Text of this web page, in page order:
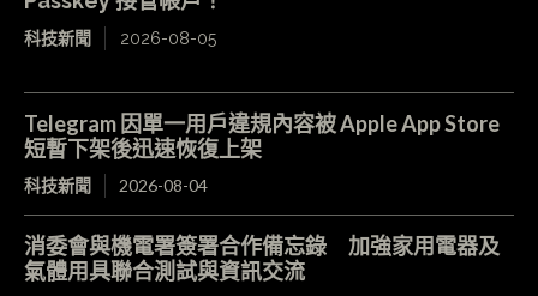
科技新聞 2026-08-05
Telegram 因單一用戶違規內容被 Apple App Store
短暫下架後迅速恢復上架
科技新聞 2026-08-04
消委會與機電署簽署合作備忘錄 加強家用電器及
氣體用具聯合測試與資訊交流